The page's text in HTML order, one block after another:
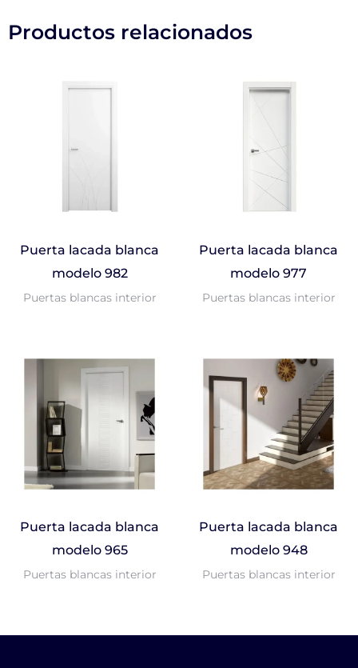
Productos relacionados
Puerta lacada blanca
modelo 982
Puertas blancas interior
Puerta lacada blanca
modelo 977
Puertas blancas interior
Puerta lacada blanca
modelo 965
Puertas blancas interior
Puerta lacada blanca
modelo 948
Puertas blancas interior